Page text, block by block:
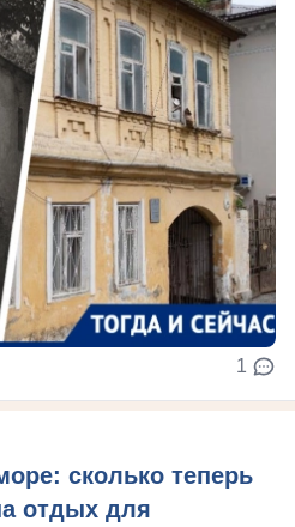
1
сколько теперь
отдых для